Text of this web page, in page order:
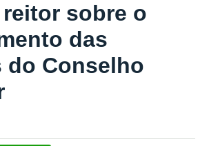
sobre o
das
do Conselho